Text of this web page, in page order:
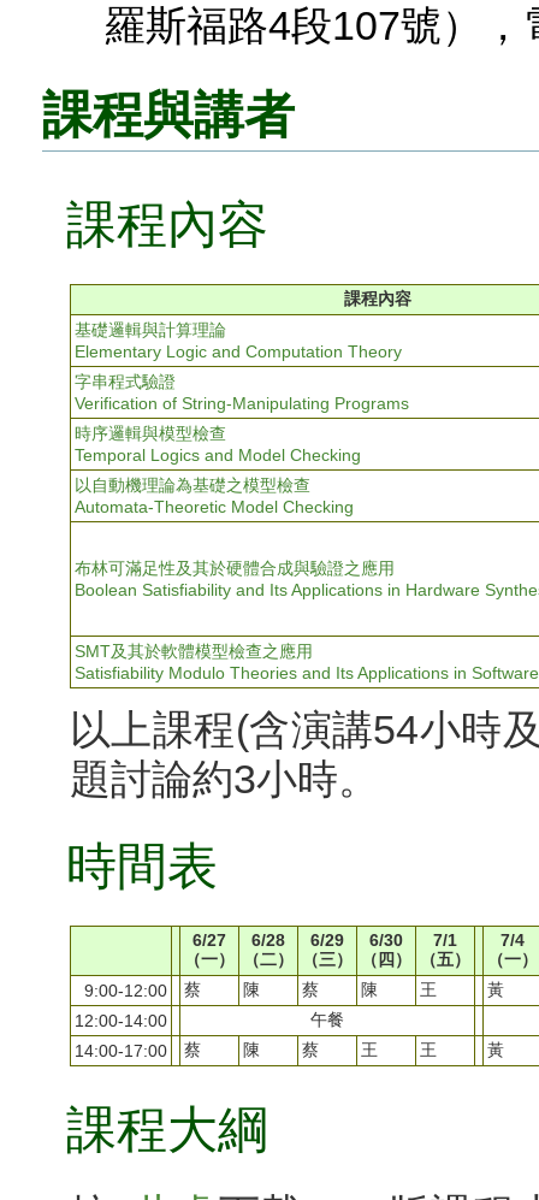
羅斯福路4段107號）
課程與講者
課程內容
課程內容
基礎邏輯與計算理論
Elementary Logic and Computation Theory
字串程式驗證
Verification of String-Manipulating Programs
時序邏輯與模型檢查
Temporal Logics and Model Checking
以自動機理論為基礎之模型檢查
Automata-Theoretic Model Checking
布林可滿足性及其於硬體合成與驗證之應用
Boolean Satisfiability and Its Applications in Hardware
SMT及其於軟體模型檢查之應用
Satisfiability Modulo Theories and Its Applications in
以上課程(含演講54小時
題討論約3小時。
時間表
6/27
（一）
6/28
（二）
6/29
（三）
6/30
（四）
7/1
（五）
7/4
（一）
9:00-12:00
蔡 陳 蔡 陳 王
黃
12:00-14:00
午餐
14:00-17:00
蔡 陳 蔡 王 王 黃
課程大綱